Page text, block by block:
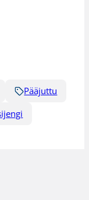
Pääjuttu